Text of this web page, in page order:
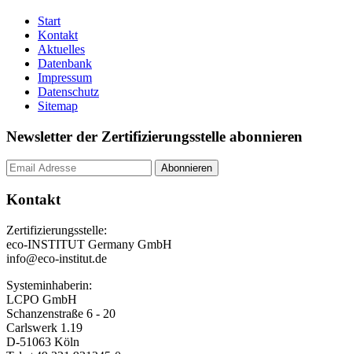
Start
Kontakt
Aktuelles
Datenbank
Impressum
Datenschutz
Sitemap
Newsletter der Zertifizierungsstelle abonnieren
Kontakt
Zertifizierungsstelle:
eco-INSTITUT Germany GmbH
info@eco-institut.de
Systeminhaberin:
LCPO GmbH
Schanzenstraße 6 - 20
Carlswerk 1.19
D-51063 Köln